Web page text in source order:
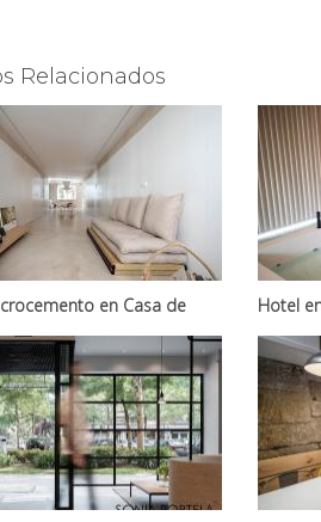
Relacionados
en Casa de
Hotel